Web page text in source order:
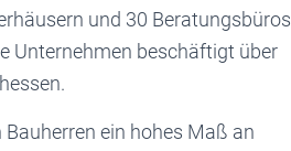
und 30 Beratungsbüros
Unternehmen beschäftigt über
ein hohes Maß an